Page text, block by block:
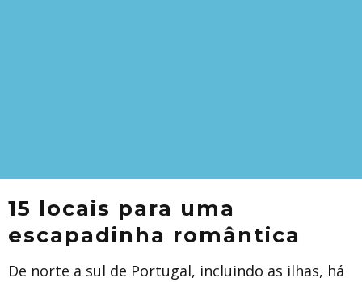
15 locais para uma
escapadinha romântica
De norte a sul de Portugal, incluindo as ilhas, há